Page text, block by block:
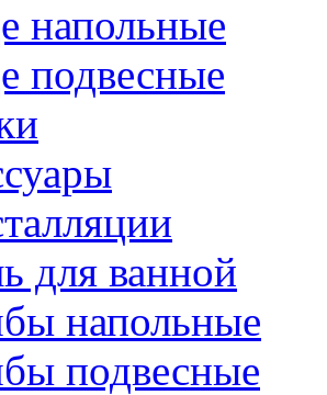
напольные
подвесные
для ванной
напольные
подвесные